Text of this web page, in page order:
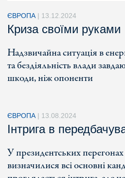
ЄВРОПА | 13.12.2024
Криза своїми руками
Надзвичайна ситуація в
та бездіяльність влади
шкоди, ніж опоненти
ЄВРОПА | 13.08.2024
Інтрига в
У президентських
визначилися всі основні